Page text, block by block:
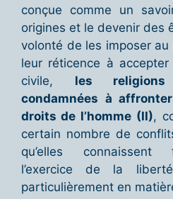
conçue comme un
origines et le devenir des
volonté de les imposer
leur réticence à
civile, les
condamnées à
droits de l’homme (II),
certain nombre de
qu’elles connaissent
l’exercice de la
particulièrement en